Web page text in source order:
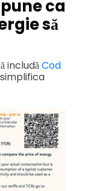
ca
să
includăCod